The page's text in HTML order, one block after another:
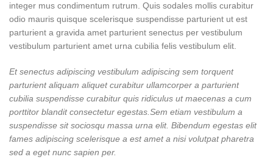
integer mus condimentum rutrum. Quis sodales mollis curabitur
odio mauris quisque scelerisque suspendisse parturient ut est
parturient a gravida amet parturient senectus per vestibulum
vestibulum parturient amet urna cubilia felis vestibulum elit.
Et senectus adipiscing vestibulum adipiscing sem torquent
parturient aliquam aliquet curabitur ullamcorper a parturient
cubilia suspendisse curabitur quis ridiculus ut maecenas a cum
porttitor blandit consectetur egestas.Sem etiam vestibulum a
suspendisse sit sociosqu massa urna elit. Bibendum egestas elit
fames adipiscing scelerisque a est amet a nisi volutpat pharetra
sed a eget nunc sapien per.